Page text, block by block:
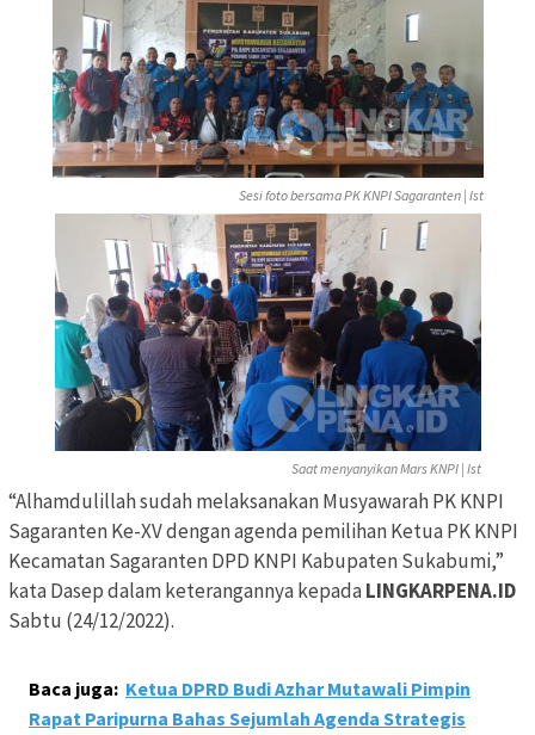
Sesi foto bersama PK KNPI Sagaranten | Ist
Saat menyanyikan Mars KNPI | Ist
“Alhamdulillah sudah melaksanakan Musyawarah PK KNPI
Sagaranten Ke-XV dengan agenda pemilihan Ketua PK KNPI
Kecamatan Sagaranten DPD KNPI Kabupaten Sukabumi,”
kata Dasep dalam keterangannya kepadaLINGKARPENA.ID
Sabtu (24/12/2022).
Baca juga: Ketua DPRD Budi Azhar Mutawali Pimpin
Rapat Paripurna Bahas Sejumlah Agenda Strategis